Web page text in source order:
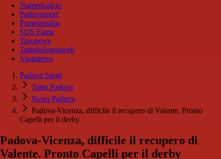
Numericalcio
Padovasport
Pianetamilan
SOS Fanta
Toronews
Tuttobolognaweb
Violanews
Padova Sport
Tutto Padova
News Padova
Padova-Vicenza, difficile il recupero di Valente. Pronto
Capelli per il derby
Padova-Vicenza, difficile il recupero di
Valente. Pronto Capelli per il derby